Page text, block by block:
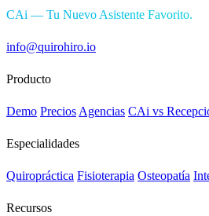
CAi — Tu Nuevo Asistente Favorito.
info@quirohiro.io
Producto
Demo PreciosAgencias CAi vs
Especialidades
Quiropráctica Fisioterapia Osteopatía
Recursos